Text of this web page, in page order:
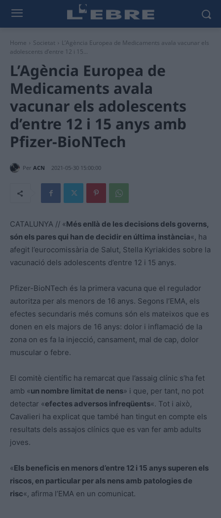
Home Societat
L’Agència Europea de Medicaments avala vacunar els
adolescents d’entre 12 i 15...
L’Agència Europea de
Medicaments avala
vacunar els adolescents
d’entre 12 i 15 anys amb
Pfizer-BioNTech
Per ACN 2021-05-30 15:00:00
CATALUNYA // «Més enllà de les decisions dels governs,
són els pares qui han de decidir en última instància«, ha
afegit l’eurocomissària de Salut, Stella Kyriakides sobre la
vacunació dels adolescents d’entre 12 i 15 anys.
Pfizer-BioNTech és la primera vacuna que el regulador
autoritza per als menors de 16 anys. Segons l’EMA, els
efectes secundaris més comuns són els mateixos que es
donen en els majors de 16 anys: dolor i inflamació de la
zona on es fa la injecció, cansament, mal de cap, dolor
muscular o febre.
El comitè científic ha remarcat que l’assaig clínic s’ha fet
amb «un nombre limitat de nens» i que, per tant, no pot
detectar «efectes adversos infreqüents«. Tot i això,
Cavalieri ha explicat que també han tingut en compte els
resultats dels assajos clínics que es van fer amb adults
joves.
«Els beneficis en menors d’entre 12 i 15 anys superen els
riscos, en particular per als nens amb patologies de
risc«, afirma l’EMA en un comunicat.